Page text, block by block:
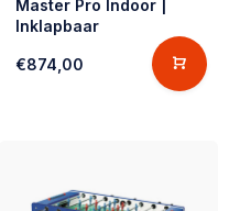
Master Pro Indoor |
Inklapbaar
€874,00